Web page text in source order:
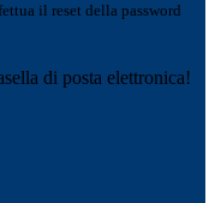
il reset della password
di posta elettronica!